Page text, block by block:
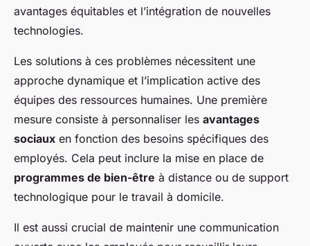
avantages équitables et l’intégration de nouvelles
technologies.
Les solutions à ces problèmes nécessitent une
approche dynamique et l’implication active des
équipes des ressources humaines. Une première
mesure consiste à personnaliser les avantages
sociaux en fonction des besoins spécifiques des
employés. Cela peut inclure la mise en place de
programmes de bien-être à distance ou de support
technologique pour le travail à domicile.
Il est aussi crucial de maintenir une communication